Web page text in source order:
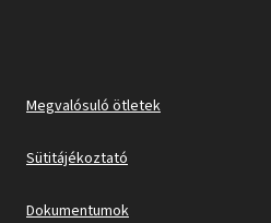
Megvalósuló ötletek
Sütitájékoztató
Dokumentumok